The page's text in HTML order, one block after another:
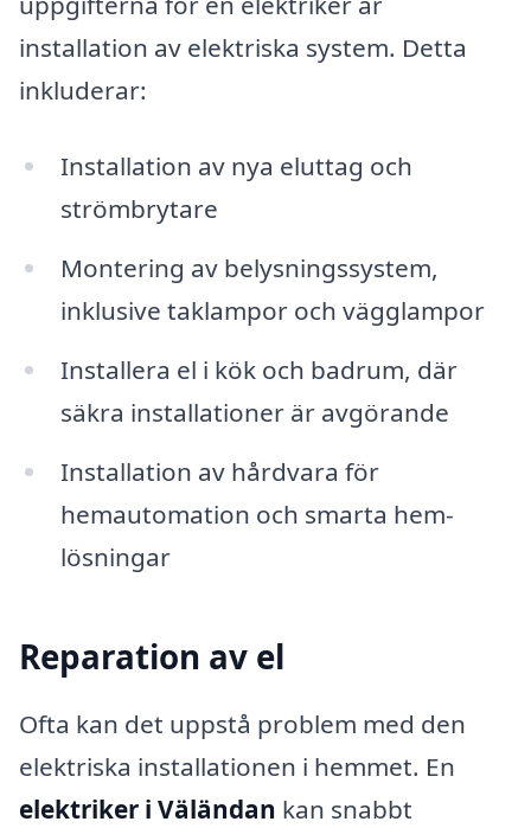
installation av elektriska system. Detta
inkluderar:
Installation av nya eluttag och
strömbrytare
Montering av belysningssystem,
inklusive taklampor och vägglampor
Installera el i kök och badrum, där
säkra installationer är avgörande
Installation av hårdvara för
hemautomation och smarta hem-
lösningar
Reparation av el
Ofta kan det uppstå problem med den
elektriska installationen i hemmet. En
elektriker i Väländan kan snabbt